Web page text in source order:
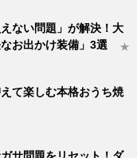
ない問題」が解決！大
お出かけ装備」3選
★
て楽しむ本格おうち焼